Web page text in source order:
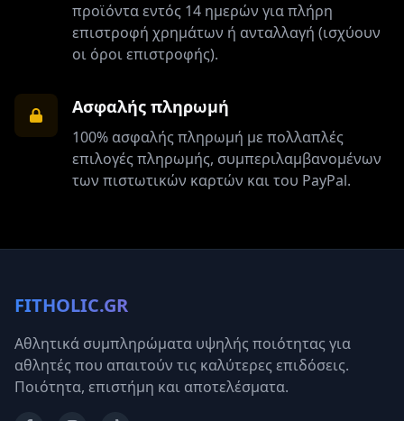
προϊόντα εντός 14 ημερών για πλήρη
επιστροφή χρημάτων ή ανταλλαγή (ισχύουν
οι όροι επιστροφής).
Ασφαλής πληρωμή
100% ασφαλής πληρωμή με πολλαπλές
επιλογές πληρωμής, συμπεριλαμβανομένων
των πιστωτικών καρτών και του PayPal.
FITHOLIC.GR
Αθλητικά συμπληρώματα υψηλής ποιότητας για
αθλητές που απαιτούν τις καλύτερες επιδόσεις.
Ποιότητα, επιστήμη και αποτελέσματα.